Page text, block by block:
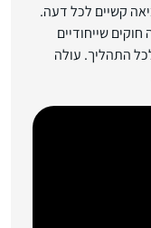
קשיים לכל דעה.
שייחודיים
התהליך. עולה